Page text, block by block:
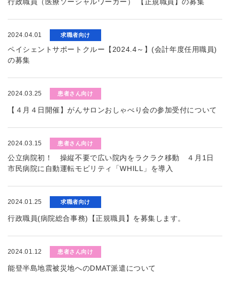
2024.04.01 求職者向け
ペイシェントサポートクルー【2024.4～】(会計年度任用職員)
の募集
2024.03.25 患者さん向け
【４月４日開催】がんサロンおしゃべり会の参加受付について
2024.03.15 患者さん向け
公立病院初！ 操縦不要で広い院内をラクラク移動 ４月1日
市民病院に自動運転モビリティ「WHILL」を導入
2024.01.25 求職者向け
行政職員(病院総合事務)【正規職員】を募集します。
2024.01.12 患者さん向け
能登半島地震被災地へのDMAT派遣について